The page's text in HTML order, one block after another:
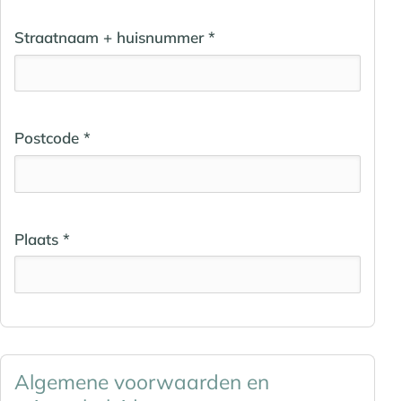
Straatnaam + huisnummer *
Postcode *
Plaats *
Algemene voorwaarden en